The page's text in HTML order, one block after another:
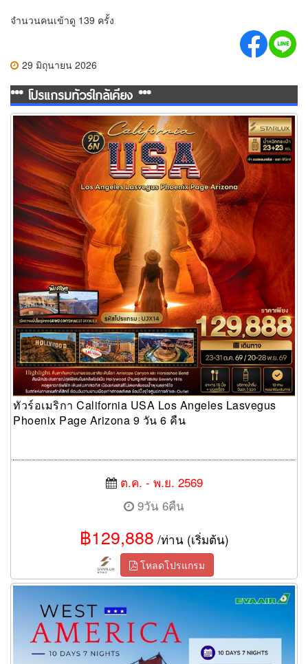
จำนวนคนเข้าดู 139 ครั้ง
29 มิถุนายน 2026
*** โปรแกรมทัวร์ใกล้เคียง ***
ทัวร์อเมริกา California USA Los Angeles Lasvegus Phoenix Page
Arizona 9 วัน 6 คืน
ทัวร์อเมริกา California USA Los Angeles Lasvegus
Phoenix Page Arizona 9 วัน 6 คืน
ต.ค. - พ.ย. 2569
9วัน 6คืน
฿129,888 /ท่าน (เริ่มต้น)
โหลดโปรแกรม